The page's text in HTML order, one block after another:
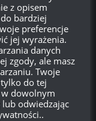
z opisem
bardziej
preferencje
jej wyrażenia.
danych
zgody, ale masz
Twoje
do tej
dowolnym
odwiedzając